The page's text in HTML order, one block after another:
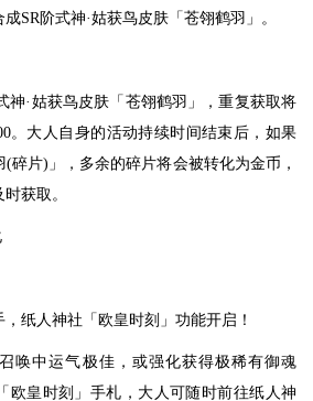
SR阶式神·姑获鸟皮肤「苍翎鹤羽」。
神·姑获鸟皮肤「苍翎鹤羽」，重复获取将
。大人自身的活动持续时间结束后，如果
碎片)」，多余的碎片将会被转化为金币，
获取。
纸人神社「欧皇时刻」功能开启！
唤中运气极佳，或强化获得极稀有御魂
欧皇时刻」手札，大人可随时前往纸人神